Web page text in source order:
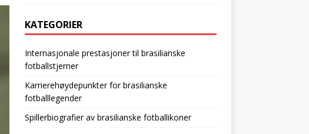
KATEGORIER
Internasjonale prestasjoner til brasilianske
fotballstjerner
Karrierehøydepunkter for brasilianske
fotballlegender
Spillerbiografier av brasilianske fotballikoner